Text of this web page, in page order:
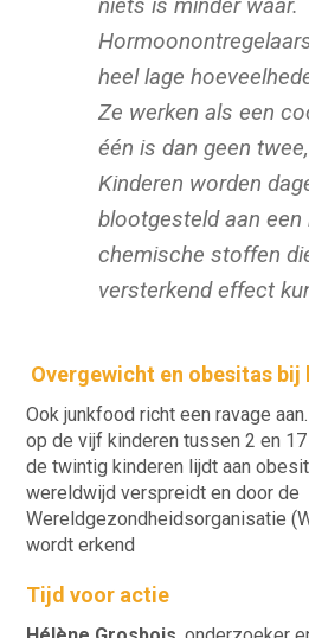
niets is minder waar.
heel lage
Ze werken als een
één is dan geen
Kinderen worden
blootgesteld aan een
chemische stoffen
versterkend effect
Overgewicht en obesitas bij
Ook junkfood richt een ravage
op de vijf kinderen tussen 2 en 17
de twintig kinderen lijdt aan
wereldwijd verspreidt en door de
Wereldgezondheidsorganisatie
wordt erkend
Tijd voor actie